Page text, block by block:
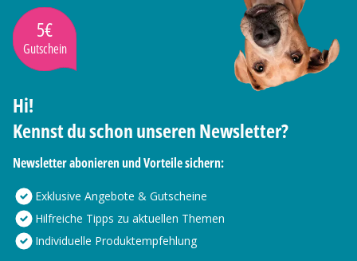
5€
Gutschein
Hi!
Kennst du schon unseren Newsletter?
Newsletter abonieren und Vorteile sichern:
Exklusive Angebote & Gutscheine
Hilfreiche Tipps zu aktuellen Themen
Individuelle Produktempfehlung